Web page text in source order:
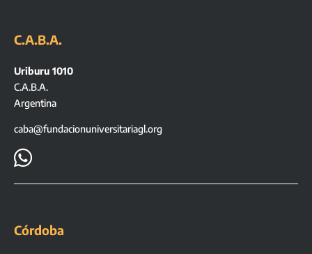
C.A.B.A.
Uriburu 1010
C.A.B.A.
Argentina
caba@fundacionuniversitariagl.org

Córdoba